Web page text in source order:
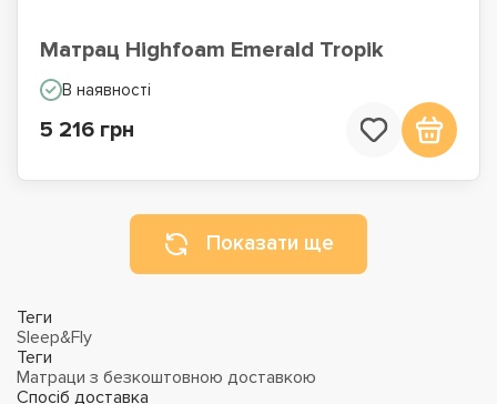
Матрац Highfoam Emerald Tropik
В наявності
5 216 грн
Показати ще
Теги
Sleep&Fly
Теги
Матраци з безкоштовною доставкою
Спосіб доставка